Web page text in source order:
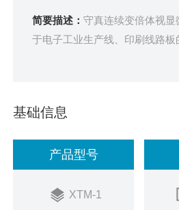
简要描述： 守真连续变倍体视
于电子工业生产线、印刷线路板
基础信息
产品型号
XTM-1